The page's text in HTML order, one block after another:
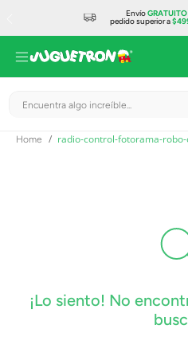
EnvíoGRATUITO
pedido superior a
Encuentra algo increíble...
radio-control-fotorama-
¡Lo siento! No